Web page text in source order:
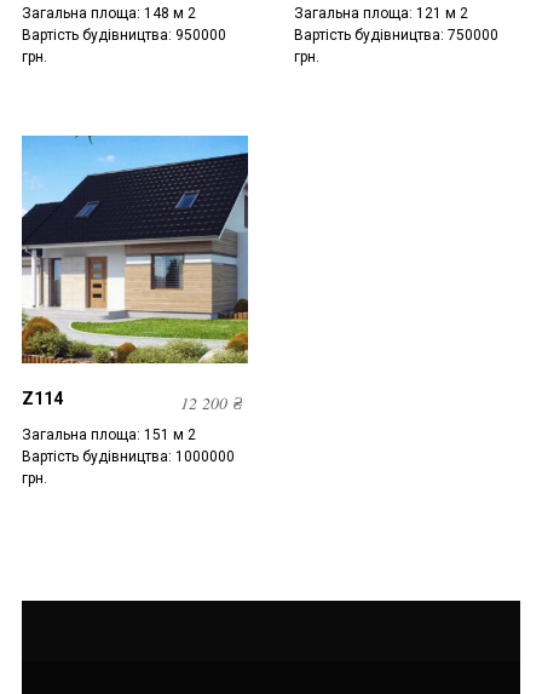
Загальна площа: 148 м 2
Вартість будівництва: 950000
грн.
Загальна площа: 121 м 2
Вартість будівництва: 750000
грн.
Z114 12 200₴
Загальна площа: 151 м 2
Вартість будівництва: 1000000
грн.